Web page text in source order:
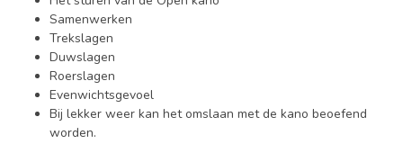
Samenwerken
Trekslagen
Duwslagen
Roerslagen
Evenwichtsgevoel
Bij lekker weer kan het omslaan met de kano beoefend
worden.